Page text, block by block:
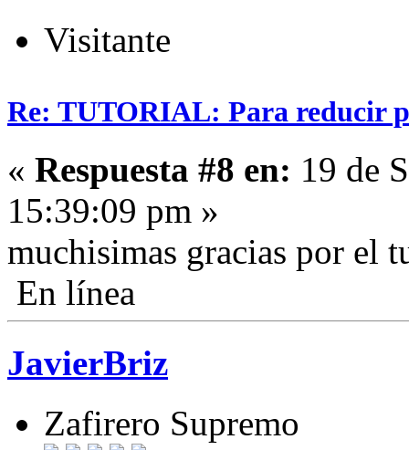
Visitante
Re: TUTORIAL: Para reducir
« Respuesta #8 en: 19 de
15:39:09 pm »
muchisimas gracias por el
En línea
JavierBriz
Zafirero Supremo